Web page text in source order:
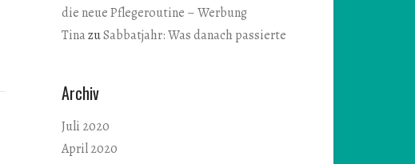
die neue Pflegeroutine – Werbung
TinazuSabbatjahr: Was danach passierte
Archiv
Juli 2020
April 2020